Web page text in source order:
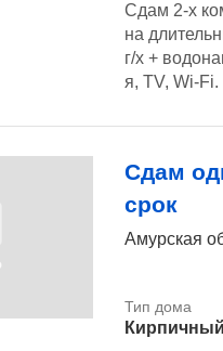
Сдам 2-х
на
г/х +
я, ТV, Wi-
Сдам
срок
Амурская
Кирпичный